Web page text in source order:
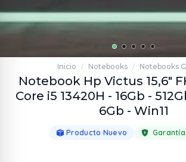
Inicio / Notebooks / Notebooks
Notebook Hp Victus 15,6"
Core i5 13420H - 16Gb -
6Gb - Win11
Producto Nuevo Garantía: